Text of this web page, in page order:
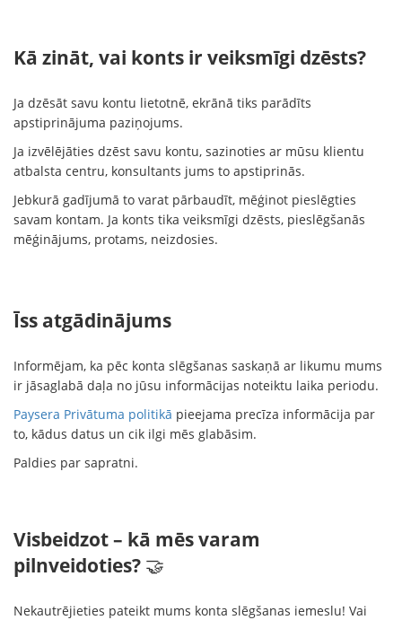
Kā zināt, vai konts ir veiksmīgi dzēsts?
Ja dzēsāt savu kontu lietotnē, ekrānā tiks parādīts
apstiprinājuma paziņojums.
Ja izvēlējāties dzēst savu kontu, sazinoties ar mūsu klientu
atbalsta centru, konsultants jums to apstiprinās.
Jebkurā gadījumā to varat pārbaudīt, mēģinot pieslēgties
savam kontam. Ja konts tika veiksmīgi dzēsts, pieslēgšanās
mēģinājums, protams, neizdosies.
Īss atgādinājums
Informējam, ka pēc konta slēgšanas saskaņā ar likumu mums
ir jāsaglabā daļa no jūsu informācijas noteiktu laika periodu.
Paysera Privātuma politikā pieejama precīza informācija par
to, kādus datus un cik ilgi mēs glabāsim.
Paldies par sapratni.
Visbeidzot – kā mēs varam
pilnveidoties? 🤝
Nekautrējieties pateikt mums konta slēgšanas iemeslu! Vai